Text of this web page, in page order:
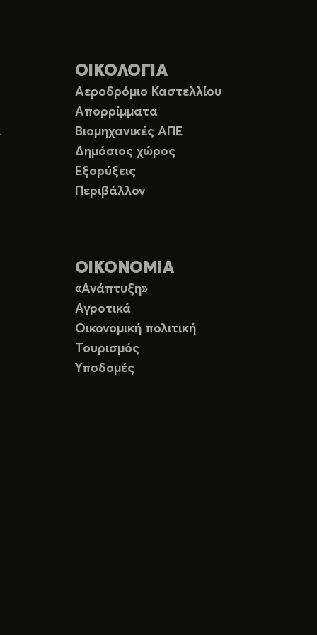
ΟΙΚΟΛΟΓΙΑ
Αεροδρόμιο Καστελλίου
Απορρίμματα
Βιομηχανικές ΑΠΕ
Δημόσιος χώρος
Εξορύξεις
Περιβάλλον
ΟΙΚΟΝΟΜΙΑ
«Ανάπτυξη»
Αγροτικά
Οικονομική πολιτική
Τουρισμός
Υποδομές